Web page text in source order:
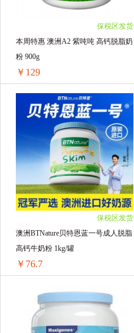
4罐装 ￥374.08(￥93.52/单罐)
5罐装 ￥461.5(￥92.3/单罐)
保税区发货
本周特惠 澳洲A2 紫吨吨 高钙脱脂奶
粉 900g
￥129
2罐装 ￥258(￥129/单罐)
4罐装 ￥516(￥129/单罐)
6罐装 ￥774(￥129/单罐)
1罐装 ￥136.64(￥136.64/单罐)
3罐装 ￥387(￥129/单罐)
5罐装 ￥645(￥129/单罐)
保税区发货
澳洲BTNature贝特恩蓝一号成人脱脂
高钙牛奶粉 1kg/罐
￥76.7
1罐装 ￥79.8(￥79.8/单罐)